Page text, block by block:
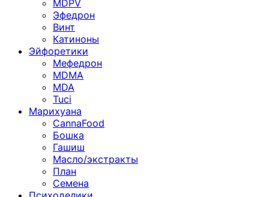
MDPV
Эфедрон
Винт
Катиноны
Эйфоретики
Мефедрон
MDMA
MDA
Tuci
Марихуана
CannaFood
Бошка
Гашиш
Масло/экстракты
План
Семена